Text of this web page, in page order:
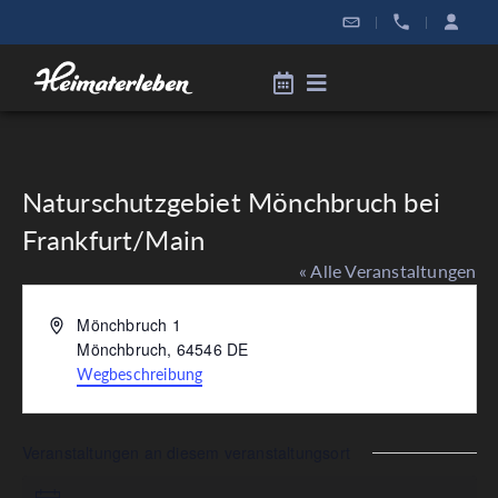
| |
Naturschutzgebiet Mönchbruch bei
Frankfurt/Main
« Alle Veranstaltungen
AdresseMönchbruch 1
Mönchbruch, 64546 DE
Wegbeschreibung